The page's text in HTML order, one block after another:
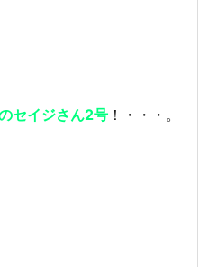
セイジさん2号 ！・・・。